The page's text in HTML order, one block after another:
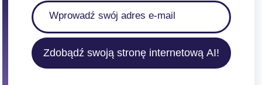
Zdobądź swoją stronę internetową AI!